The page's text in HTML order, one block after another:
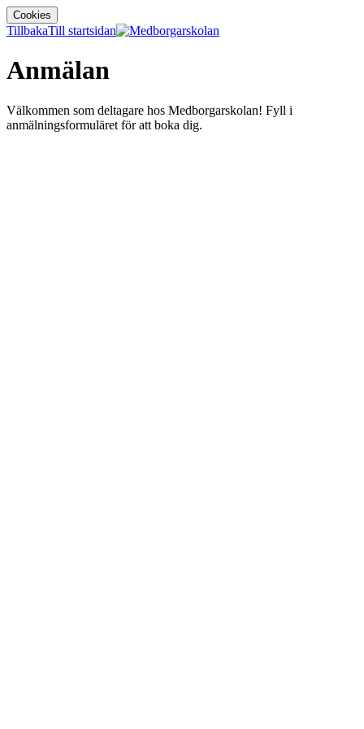
Cookies
TillbakaTill startsidan
Anmälan
Välkommen som deltagare hos Medborgarskolan! Fyll i
anmälningsformuläret för att boka dig.